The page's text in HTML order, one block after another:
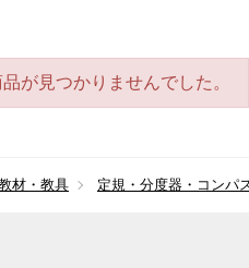
が見つかりませんでした。
材・教具 定規・分度器・コンパ